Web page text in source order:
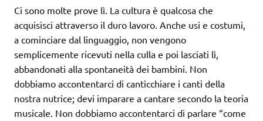
Ci sono molte prove lì. La cultura è qualcosa che
acquisisci attraverso il duro lavoro. Anche usi e costumi,
a cominciare dal linguaggio, non vengono
semplicemente ricevuti nella culla e poi lasciati lì,
abbandonati alla spontaneità dei bambini. Non
dobbiamo accontentarci di canticchiare i canti della
nostra nutrice; devi imparare a cantare secondo la teoria
musicale. Non dobbiamo accontentarci di parlare “come